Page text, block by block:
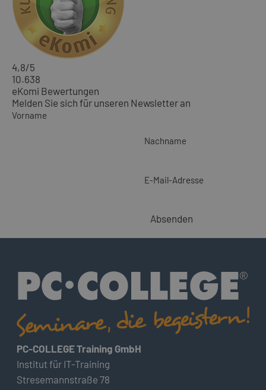
4,8/5
10.638
eKomi Bewertungen
Melden Sie sich für unseren Newsletter an
Vorname
Nachname
E-Mail-Adresse
Absenden
PC-COLLEGE Training GmbH
Institut für IT-Training
Stresemannstraße 78